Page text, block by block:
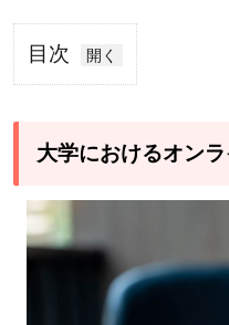
目次
1
学
お
け
大学におけるオン